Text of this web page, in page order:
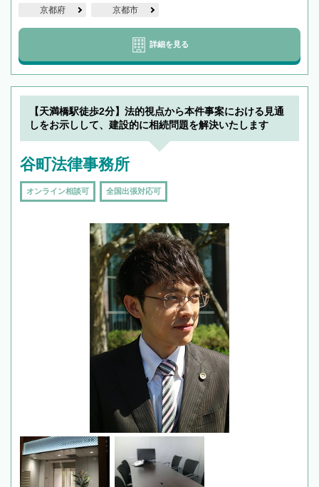
京都府 京都市
詳細を見る
【天満橋駅徒歩2分】法的視点から本件事案における見通
しをお示しして、建設的に相続問題を解決いたします
谷町法律事務所
オンライン相談可 全国出張対応可